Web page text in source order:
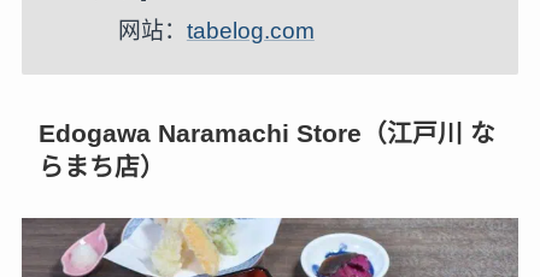
网站： tabelog.com
Edogawa Naramachi Store（江戸川 な
らまち店）